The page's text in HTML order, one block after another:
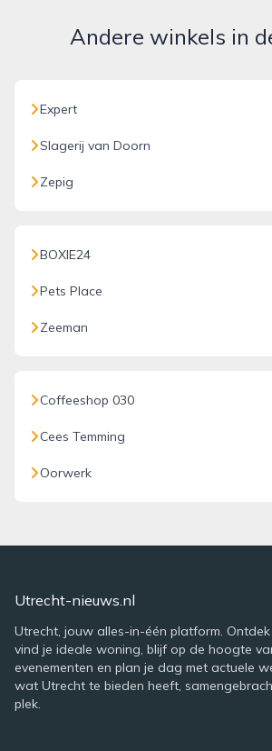
Andere winkels in
Expert
Slagerij van Doorn
Zepig
BOXIE24
Pets Place
Zeeman
Coffeeshop 030
Cees Temming
Oorwerk
Utrecht-nieuws.nl
Utrecht, jouw alles-in-één platform.
vind je ideale woning, blijf op de hoogte
evenementen en plan je dag met actuele
wat Utrecht te bieden heeft,
plek.